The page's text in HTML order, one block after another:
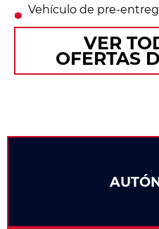
Vehículo de pre-
VER
OFERTAS